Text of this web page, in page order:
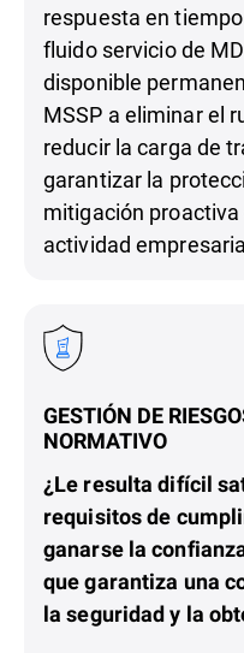
respuesta en
fluido servicio de
disponible
MSSP a eliminar el
reducir la carga de
garantizar la
mitigación
actividad
GESTIÓN DE
NORMATIVO
¿Le resulta difícil
requisitos de
ganarse la
que garantiza una
la seguridad y la